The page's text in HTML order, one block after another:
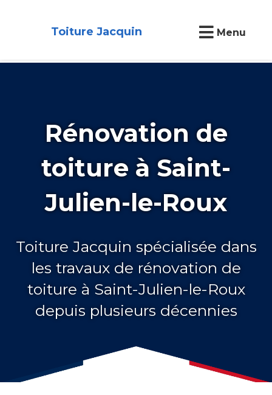
Toiture Jacquin Menu
Rénovation de
toiture à Saint-
Julien-le-Roux
Toiture Jacquin spécialisée dans
les travaux de rénovation de
toiture à Saint-Julien-le-Roux
depuis plusieurs décennies